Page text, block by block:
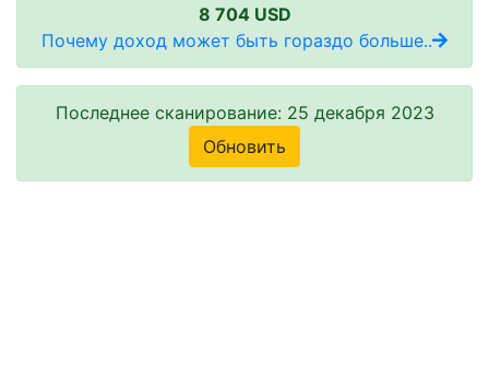
8 704 USD
Почему доход может быть гораздо больше..
Последнее сканирование: 25 декабря 2023
Обновить